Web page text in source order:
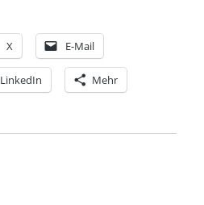
X E-Mail
LinkedIn Mehr